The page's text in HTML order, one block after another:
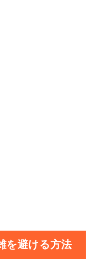
を避ける方法